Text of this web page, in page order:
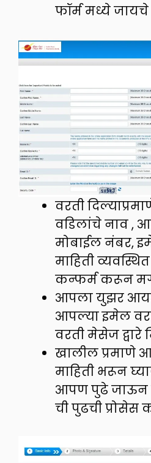
फॉर्म मध्ये
वरती
वडिलांचे नाव ,
मोबाईल नंबर,
माहिती
कन्फर्म करून
आपला युझर
आपल्या इमेल
वरती मेसेज
खालील प्रमाणे
माहिती भरून
आपण पुढे जाऊन
ची पुढची